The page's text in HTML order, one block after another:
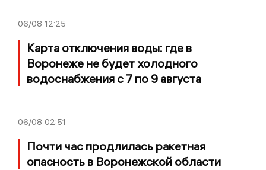
06/08 12:25
Карта отключения воды: где в
Воронеже не будет холодного
водоснабжения с 7 по 9 августа
06/08 02:51
Почти час продлилась ракетная
опасность в Воронежской области